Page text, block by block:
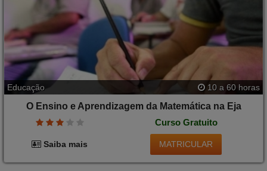
Educação 10 a 60 horas
O Ensino e Aprendizagem da Matemática na Eja
Curso Gratuito
Saiba mais MATRICULAR